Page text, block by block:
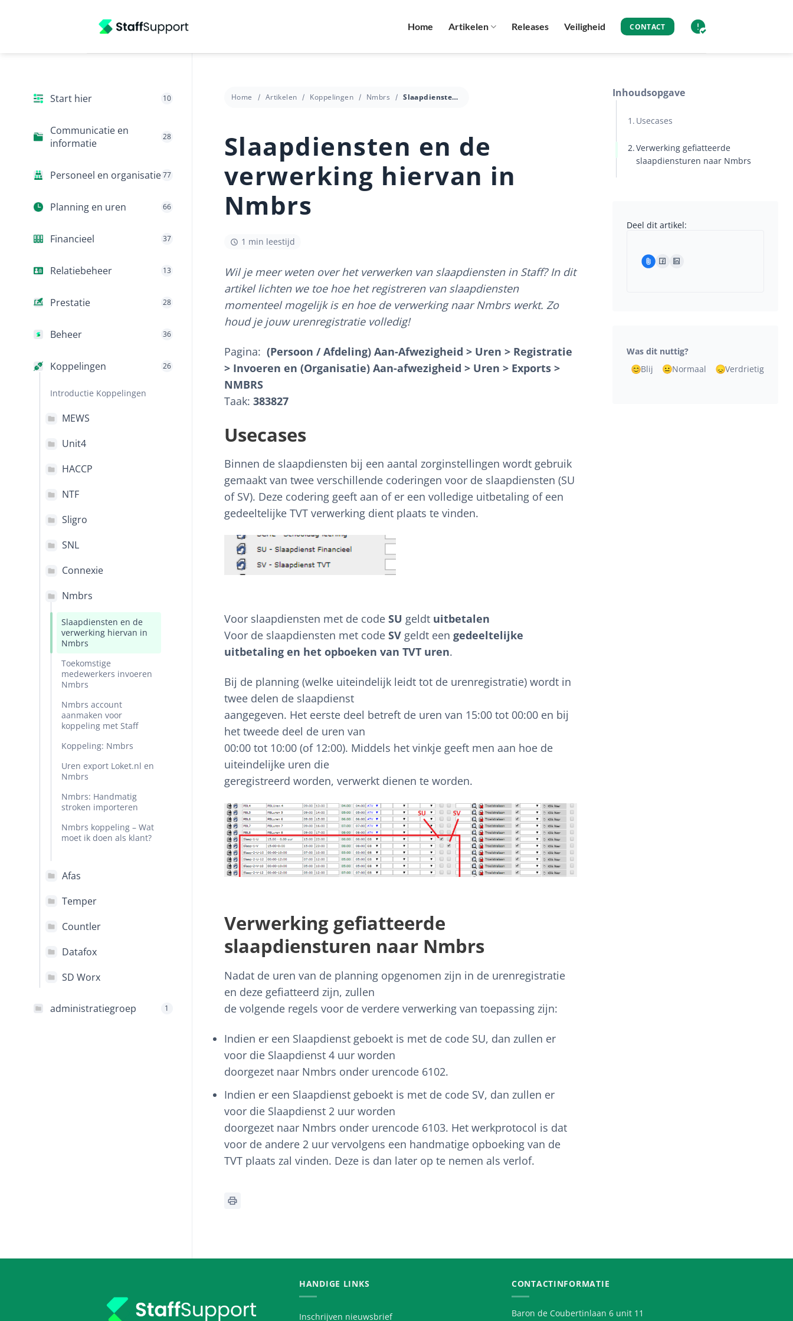
Home Artikelen Releases Veiligheid CONTACT
Start hier 10
Communicatie en
informatie
28
Personeel en organisatie77
Planning en uren 66
Financieel 37
Relatiebeheer 13
Prestatie 28
Beheer 36
Koppelingen 26
Introductie Koppelingen
MEWS
Unit4
HACCP
NTF
Sligro
SNL
Connexie
Nmbrs
Slaapdiensten en de
verwerking hiervan in
Nmbrs
Toekomstige
medewerkers invoeren
Nmbrs
Nmbrs account
aanmaken voor
koppeling met Staff
Koppeling: Nmbrs
Uren export Loket.nl en
Nmbrs
Nmbrs: Handmatig
stroken importeren
Nmbrs koppeling – Wat
moet ik doen als klant?
Afas
Temper
Countler
Datafox
SD Worx
administratiegroep 1
Home Artikelen Koppelingen Nmbrs Slaapdiensten en de verwerking hiervan in Nmbrs
Slaapdiensten en de
verwerking hiervan in
Nmbrs
1 min leestijd
Wil je meer weten over het verwerken van slaapdiensten in Staff? In dit
artikel lichten we toe hoe het registreren van slaapdiensten
momenteel mogelijk is en hoe de verwerking naar Nmbrs werkt. Zo
houd je jouw urenregistratie volledig!
Pagina: (Persoon / Afdeling) Aan-Afwezigheid > Uren > Registratie
> Invoeren en (Organisatie) Aan-afwezigheid > Uren > Exports >
NMBRS
Taak: 383827
Usecases
Binnen de slaapdiensten bij een aantal zorginstellingen wordt gebruik
gemaakt van twee verschillende coderingen voor de slaapdiensten (SU
of SV). Deze codering geeft aan of er een volledige uitbetaling of een
gedeeltelijke TVT verwerking dient plaats te vinden.
Voor slaapdiensten met de code SU geldt uitbetalen
Voor de slaapdiensten met code SVgeldt een gedeeltelijke
uitbetaling en het opboeken van TVT uren.
Bij de planning (welke uiteindelijk leidt tot de urenregistratie) wordt in
twee delen de slaapdienst
aangegeven. Het eerste deel betreft de uren van 15:00 tot 00:00 en bij
het tweede deel de uren van
00:00 tot 10:00 (of 12:00). Middels het vinkje geeft men aan hoe de
uiteindelijke uren die
geregistreerd worden, verwerkt dienen te worden.
Verwerking gefiatteerde
slaapdiensturen naar Nmbrs
Nadat de uren van de planning opgenomen zijn in de urenregistratie
en deze gefiatteerd zijn, zullen
de volgende regels voor de verdere verwerking van toepassing zijn:
Indien er een Slaapdienst geboekt is met de code SU, dan zullen er
voor die Slaapdienst 4 uur worden
doorgezet naar Nmbrs onder urencode 6102.
Indien er een Slaapdienst geboekt is met de code SV, dan zullen er
voor die Slaapdienst 2 uur worden
doorgezet naar Nmbrs onder urencode 6103. Het werkprotocol is dat
voor de andere 2 uur vervolgens een handmatige opboeking van de
TVT plaats zal vinden. Deze is dan later op te nemen als verlof.
Inhoudsopgave
Usecases
Verwerking gefiatteerde
slaapdiensturen naar Nmbrs
Deel dit artikel:
Was dit nuttig?
Blij
Normaal Verdrietig
HANDIGE LINKS
Inschrijven nieuwsbrief
CONTACTINFORMATIE
Baron de Coubertinlaan 6 unit 11